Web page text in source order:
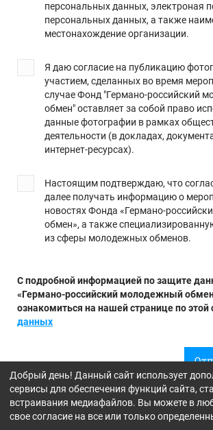
персональных данных, электроная
персональных данных, а также
местонахождение организации.
Я даю согласие на публикацию
участием, сделанных во время
случае Фонд "Германо-российский
обмен" оставляет за собой право
данные фотографии в рамках
деятельности (в докладах,
интернет-ресурсах).
Настоящим подтверждаю, что
далее получать информацию о
новостях Фонда «Германо-
обмен», а также
из сферы молодежных обменов.
С подробной информацией по защите
«Германо-российский молодежный
ознакомиться на нашей странице по этой
данных
Добрый день! Данный сайт использует
сервисы для обеспечения функций сайта,
встраивания медиафайлов. Вы можете в
свое согласие на все или только